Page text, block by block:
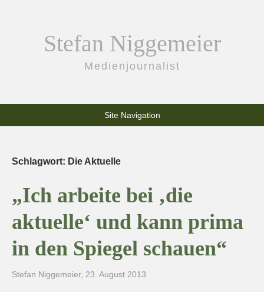
Stefan Niggemeier
Medienjournalist
Site Navigation
Schlagwort: Die Aktuelle
„Ich arbeite bei ‚die
aktuelle‘ und kann prima
in den Spiegel schauen“
Stefan Niggemeier, 23. August 2013